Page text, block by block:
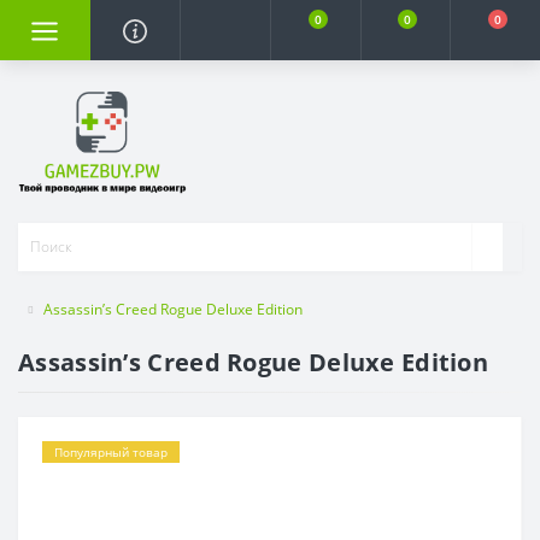
0 0 0
Assassin’s Creed Rogue Deluxe Edition
Assassin’s Creed Rogue Deluxe Edition
Популярный товар